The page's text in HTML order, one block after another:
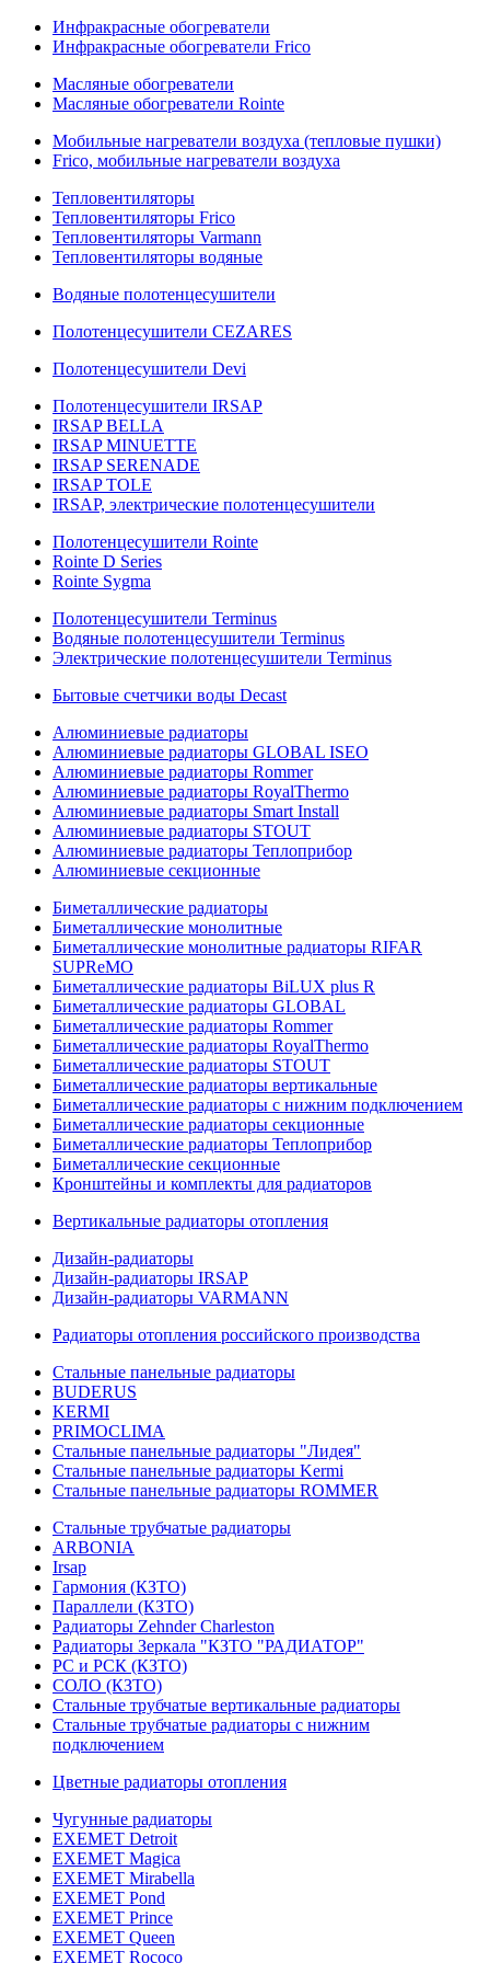
Инфракрасные обогреватели
Инфракрасные обогреватели Frico
Масляные обогреватели
Масляные обогреватели Rointe
Мобильные нагреватели воздуха (тепловые пушки)
Frico, мобильные нагреватели воздуха
Тепловентиляторы
Тепловентиляторы Frico
Тепловентиляторы Varmann
Тепловентиляторы водяные
Водяные полотенцесушители
Полотенцесушители CEZARES
Полотенцесушители Devi
Полотенцесушители IRSAP
IRSAP BELLA
IRSAP MINUETTE
IRSAP SERENADE
IRSAP TOLE
IRSAP, электрические полотенцесушители
Полотенцесушители Rointe
Rointe D Series
Rointe Sygma
Полотенцесушители Terminus
Водяные полотенцесушители Terminus
Электрические полотенцесушители Terminus
Бытовые счетчики воды Decast
Алюминиевые радиаторы
Алюминиевые радиаторы GLOBAL ISEO
Алюминиевые радиаторы Rommer
Алюминиевые радиаторы RoyalThermo
Алюминиевые радиаторы Smart Install
Алюминиевые радиаторы STOUT
Алюминиевые радиаторы Теплоприбор
Алюминиевые секционные
Биметаллические радиаторы
Биметаллические монолитные
Биметаллические монолитные радиаторы RIFAR
SUPReMO
Биметаллические радиаторы BiLUX plus R
Биметаллические радиаторы GLOBAL
Биметаллические радиаторы Rommer
Биметаллические радиаторы RoyalThermo
Биметаллические радиаторы STOUT
Биметаллические радиаторы вертикальные
Биметаллические радиаторы с нижним подключением
Биметаллические радиаторы секционные
Биметаллические радиаторы Теплоприбор
Биметаллические секционные
Кронштейны и комплекты для радиаторов
Вертикальные радиаторы отопления
Дизайн-радиаторы
Дизайн-радиаторы IRSAP
Дизайн-радиаторы VARMANN
Радиаторы отопления российского производства
Стальные панельные радиаторы
BUDERUS
KERMI
PRIMOCLIMA
Стальные панельные радиаторы "Лидея"
Стальные панельные радиаторы Kermi
Стальные панельные радиаторы ROMMER
Стальные трубчатые радиаторы
ARBONIA
Irsap
Гармония (КЗТО)
Параллели (КЗТО)
Радиаторы Zehnder Charleston
Радиаторы Зеркала "КЗТО "РАДИАТОР"
РС и РСК (КЗТО)
СОЛО (КЗТО)
Стальные трубчатые вертикальные радиаторы
Стальные трубчатые радиаторы с нижним
подключением
Цветные радиаторы отопления
Чугунные радиаторы
EXEMET Detroit
EXEMET Magica
EXEMET Mirabella
EXEMET Pond
EXEMET Prince
EXEMET Queen
EXEMET Rococo